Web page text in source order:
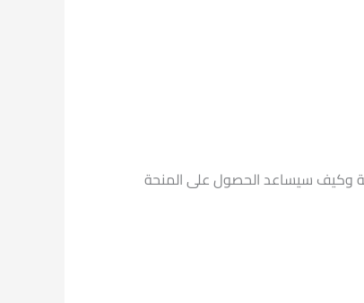
وكيف سيساعد الحصول على المنحة